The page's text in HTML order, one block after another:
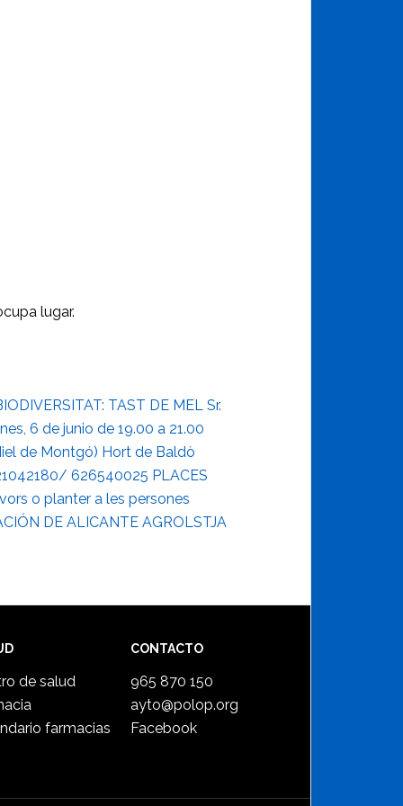
lugar.
de salud
farmacias
CONTACTO
965 870 150
ayto@polop.org
Facebook